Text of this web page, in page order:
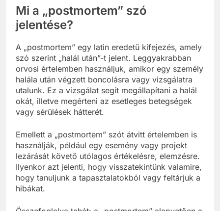
Mi a „postmortem” szó
jelentése?
A „postmortem” egy latin eredetű kifejezés, amely
szó szerint „halál után”-t jelent. Leggyakrabban
orvosi értelemben használjuk, amikor egy személy
halála után végzett boncolásra vagy vizsgálatra
utalunk. Ez a vizsgálat segít megállapítani a halál
okát, illetve megérteni az esetleges betegségek
vagy sérülések hátterét.
Emellett a „postmortem” szót átvitt értelemben is
használják, például egy esemény vagy projekt
lezárását követő utólagos értékelésre, elemzésre.
Ilyenkor azt jelenti, hogy visszatekintünk valamire,
hogy tanuljunk a tapasztalatokból vagy feltárjuk a
hibákat.